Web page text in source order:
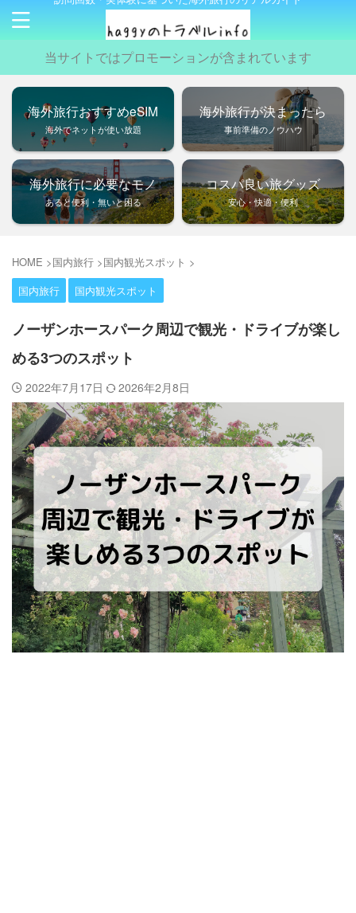
当サイトではプロモーションが含まれています
海外旅行おすすめeSIM
海外でネットが使い放題
海外旅行が決まったら
事前準備のノウハウ
海外旅行に必要なモノ
あると便利・無いと困る
コスパ良い旅グッズ
安心・快適・便利
HOME >国内旅行 >国内観光スポット >
国内旅行
国内観光スポット
ノーザンホースパーク周辺で観光・ドライブが楽し
める3つのスポット
2022年7月17日 2026年2月8日